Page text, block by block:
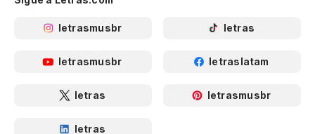
letrasmusbr letras
letrasmusbr letraslatam
letras letrasmusbr
letras